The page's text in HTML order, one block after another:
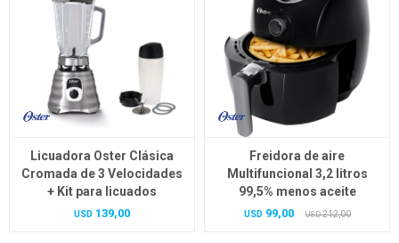
Licuadora Oster Clásica
Cromada de 3 Velocidades
+ Kit para licuados
USD 139,00
Freidora de aire
Multifuncional 3,2 litros
99,5% menos aceite
USD 99,00 USD 212,00